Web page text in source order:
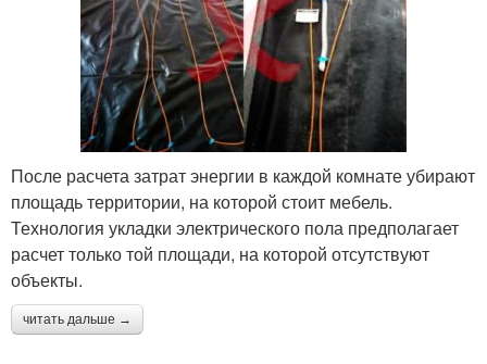
После расчета затрат энергии в каждой комнате убирают
площадь территории, на которой стоит мебель.
Технология укладки электрического пола предполагает
расчет только той площади, на которой отсутствуют
объекты.
читать дальше →